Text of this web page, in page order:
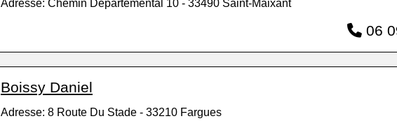
Adresse: Chemin Departemental 10 - 33490 Saint-Maixant
06
Boissy Daniel
Adresse: 8 Route Du Stade - 33210 Fargues